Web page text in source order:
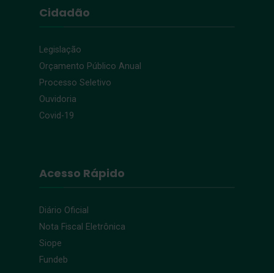
Cidadão
Legislação
Orçamento Público Anual
Processo Seletivo
Ouvidoria
Covid-19
Acesso Rápido
Diário Oficial
Nota Fiscal Eletrônica
Siope
Fundeb